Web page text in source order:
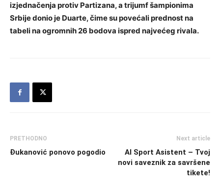
izjednačenja protiv Partizana, a trijumf šampionima
Srbije donio je Duarte, čime su povećali prednost na
tabeli na ogromnih 26 bodova ispred najvećeg rivala.
PRETHODNO
Đukanović ponovo pogodio
Next article
AI Sport Asistent – Tvoj
novi saveznik za savršene
tikete!